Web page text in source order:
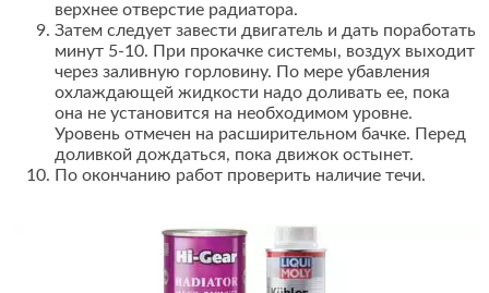
верхнее отверстие радиатора.
Затем следует завести двигатель и дать поработать
минут 5-10. При прокачке системы, воздух выходит
через заливную горловину. По мере убавления
охлаждающей жидкости надо доливать ее, пока
она не установится на необходимом уровне.
Уровень отмечен на расширительном бачке. Перед
доливкой дождаться, пока движок остынет.
По окончанию работ проверить наличие течи.